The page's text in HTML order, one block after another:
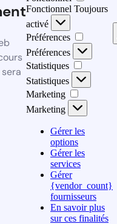
Fonctionnel Toujours
activé
Préférences
Préférences
Statistiques
Statistiques
Marketing
Marketing
Gérer les
options
Gérer les
services
Gérer
{vendor_count}
fournisseurs
En savoir plus
sur ces finalités